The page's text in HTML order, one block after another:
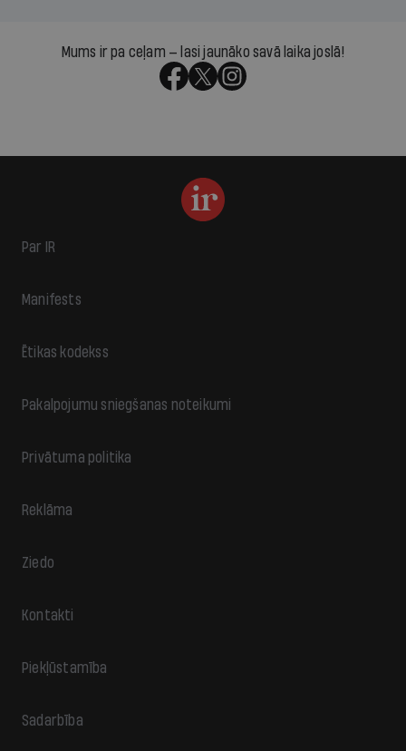
Mums ir pa ceļam — lasi jaunāko savā laika joslā!
Par IR
Manifests
Ētikas kodekss
Pakalpojumu sniegšanas noteikumi
Privātuma politika
Reklāma
Ziedo
Kontakti
Piekļūstamība
Sadarbība